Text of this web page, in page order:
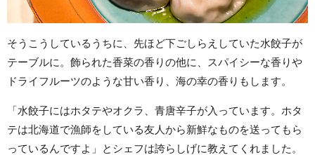
そうこうしているうちに、先ほど下ごしらえしていた水餃子が
テーブルに。飾られた香菜の香りの他に、スパイシーな香りや
ドライフルーツのような甘い香り、海の幸の香りもします。
「水餃子にはホタテやオクラ、青唐辛子が入っています。ホタ
テは北海道で漁師をしている友人から新鮮なものを送ってもら
っているんですよ」とシェフは誇らしげに教えてくれました。